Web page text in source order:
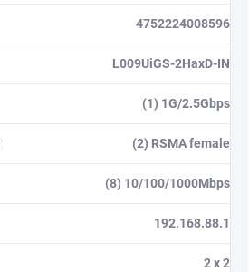
4752224008596
L009UiGS-2HaxD-IN
(1) 1G/2.5Gbps
(2) RSMA female
(8) 10/100/1000Mbps
192.168.88.1
2 x 2